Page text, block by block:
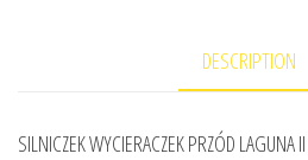
DESCRIPTION
SILNICZEK WYCIERACZEK PRZÓD